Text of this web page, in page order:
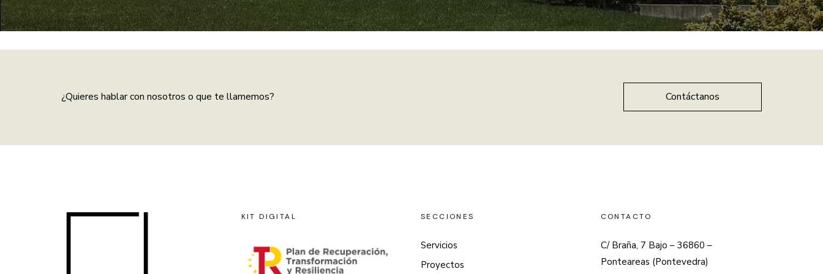
¿Quieres hablar con nosotros o que te llamemos? Contáctanos
KIT DIGITAL SECCIONES
Servicios
Proyectos
CONTACTO
C/ Braña, 7 Bajo – 36860 –
Ponteareas (Pontevedra)